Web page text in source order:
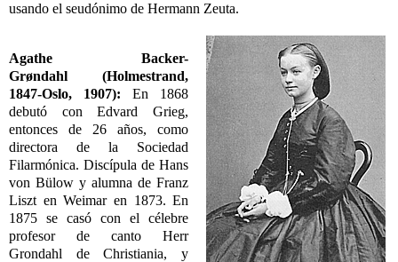
usando el seudónimo de Hermann Zeuta.
Agathe Backer-
Grøndahl (Holmestrand,
1847-Oslo, 1907):En 1868
debutó con Edvard Grieg,
entonces de 26 años, como
directora de la Sociedad
Filarmónica. Discípula de Hans
von Bülow y alumna de Franz
Liszt en Weimar en 1873. En
1875 se casó con el célebre
profesor de canto Herr
Grondahl de Christiania, y